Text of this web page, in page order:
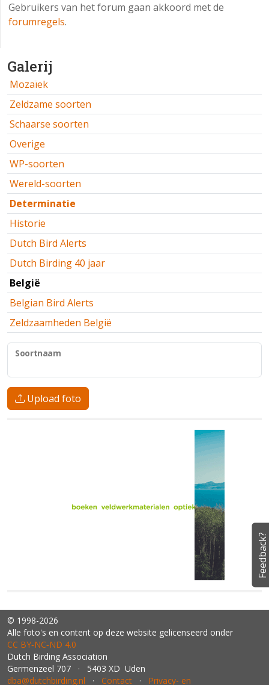
Galerij
Mozaïek
Zeldzame soorten
Schaarse soorten
Overige
WP-soorten
Wereld-soorten
Determinatie
Historie
Dutch Bird Alerts
Dutch Birding 40 jaar
België
Belgian Bird Alerts
Zeldzaamheden België
Soortnaam
Upload foto
Gebruikers van het forum gaan akkoord met de
forumregels.
© 1998-2026
Alle foto's en content op deze website gelicenseerd onder
CC BY‑NC‑ND 4.0
Dutch Birding Association
Germenzeel 707 · 5403 XD Uden
dba@dutchbirding.nl · Contact · Privacy- en
Feedback?